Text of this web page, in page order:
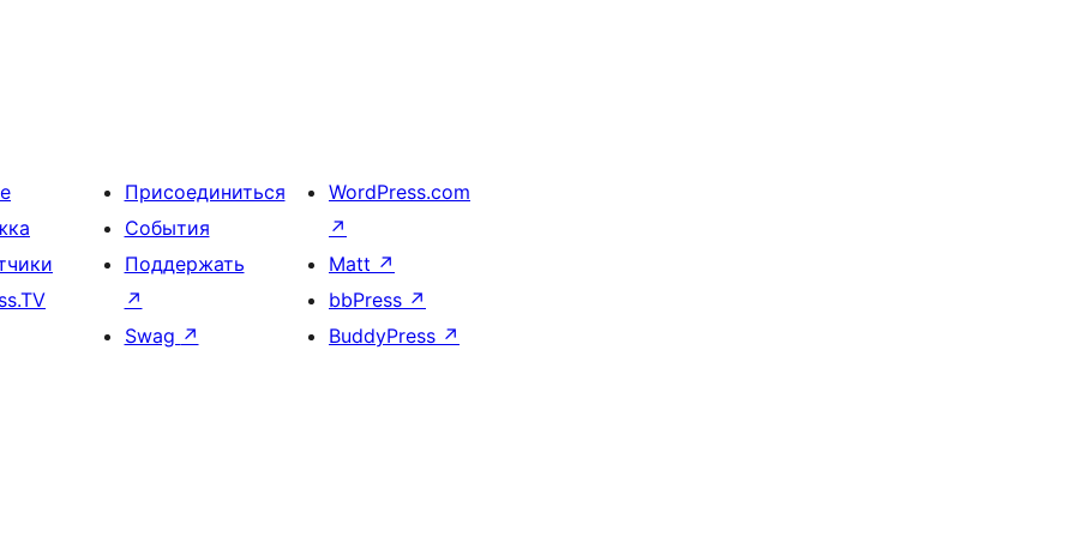
Присоединиться
События
Поддержать
↗
Swag ↗
WordPress.com
↗
Matt ↗
bbPress ↗
BuddyPress ↗